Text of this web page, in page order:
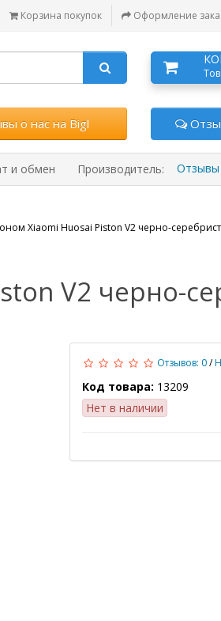
Корзина покупок Оформление
о нас на Bigl
и обмен Производитель: Отзывы
Xiaomi Huosai Piston V2 черно-
V2 черно-
Отзывов: 0/
Код товара: 13209
Нет в наличии